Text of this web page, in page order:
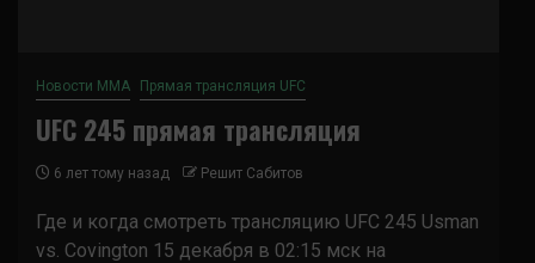
Новости ММА Прямая трансляция UFC
UFC 245 прямая трансляция
6 лет тому назад Решит Сабитов
Где и когда смотреть трансляцию UFC 245 Usman
vs. Covington 15 декабря в 02:15 мск на